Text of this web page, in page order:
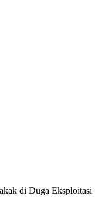
di Duga Eksploitasi